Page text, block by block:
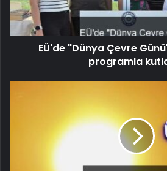
EÜ'de "Dünya Çevre
programla